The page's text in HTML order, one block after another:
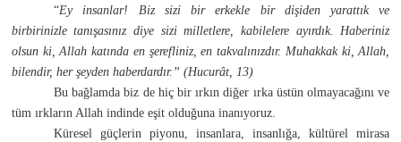
“Ey insanlar! Biz sizi bir erkekle bir dişiden yarattık ve
birbirinizle tanışasınız diye sizi milletlere, kabilelere ayırdık. Haberiniz
olsun ki, Allah katında en şerefliniz, en takvalınızdır. Muhakkak ki, Allah,
bilendir, her şeyden haberdardır.” (Hucurât, 13)
Bu bağlamda biz de hiç bir ırkın diğer ırka üstün olmayacağını ve
tüm ırkların Allah indinde eşit olduğuna inanıyoruz.
Küresel güçlerin piyonu, insanlara, insanlığa, kültürel mirasa